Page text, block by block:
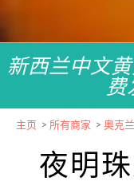
新西兰中文
主页 > 所有商家 > 奥克兰
夜明